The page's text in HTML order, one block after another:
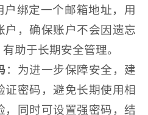
户绑定一个邮箱地址，用
户，确保账户不会因遗忘
助于长期安全管理。
：为进一步保障安全，建
密码，避免长期使用相
，同时可设置强密码，结